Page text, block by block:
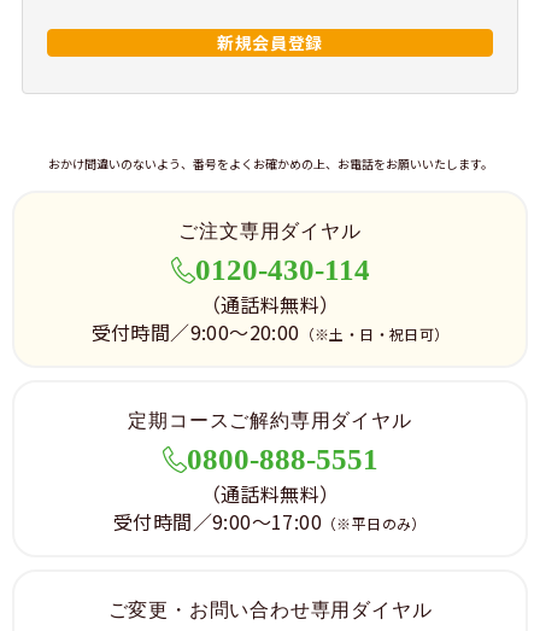
新規会員登録
おかけ間違いのないよう、番号をよくお確かめの上、お電話をお願いいたします。
ご注文専用ダイヤル
0120-430-114
（通話料無料）
受付時間／9:00～20:00 （※土・日・祝日可）
定期コースご解約専用ダイヤル
0800-888-5551
（通話料無料）
受付時間／9:00～17:00 （※平日のみ）
ご変更・お問い合わせ専用ダイヤル